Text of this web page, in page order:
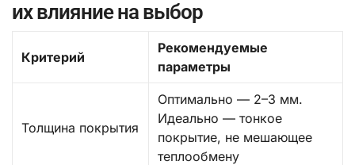
их влияние на выбор
Критерий
Рекомендуемые
параметры
Толщина покрытия
Оптимально — 2–3 мм.
Идеально — тонкое
покрытие, не мешающее
теплообмену